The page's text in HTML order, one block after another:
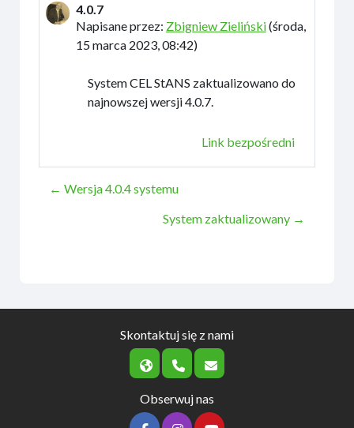
4.0.7
Napisane przez: Zbigniew Zieliński(środa,
15 marca 2023, 08:42)
Liczba odpowiedzi: 0
System CEL StANS zaktualizowano do
najnowszej wersji 4.0.7.
Link bezpośredni
← Wersja 4.0.4 systemu
System zaktualizowany →
Skontaktuj się z nami
Obserwuj nas